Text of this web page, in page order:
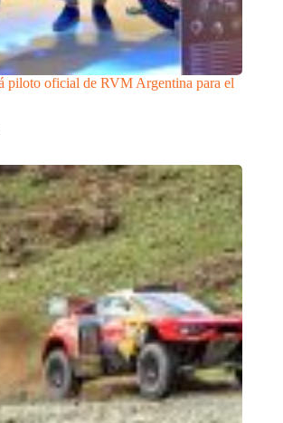
piloto oficial de RVM Argentina para el